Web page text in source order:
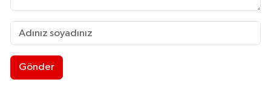
Gönder